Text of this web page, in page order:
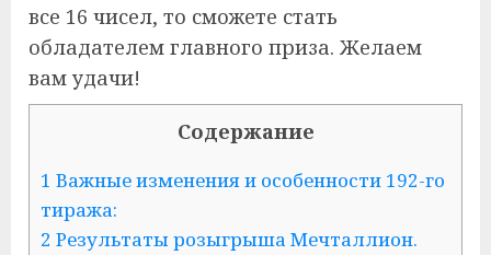
все 16 чисел, то сможете стать
обладателем главного приза. Желаем
вам удачи!
Содержание
1 Важные изменения и особенности 192-го
тиража:
2 Результаты розыгрыша Мечталлион.